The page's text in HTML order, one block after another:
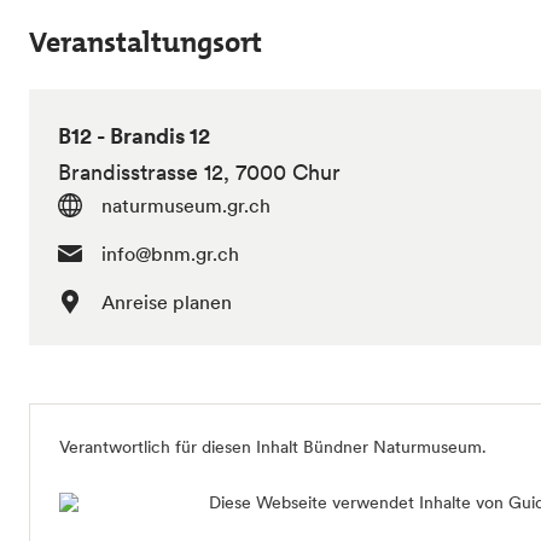
Veranstaltungsort
B12 - Brandis 12
Brandisstrasse 12, 7000 Chur
naturmuseum.gr.ch
info@bnm.gr.ch
Anreise planen
Verantwortlich für diesen Inhalt Bündner Naturmuseum.
Diese Webseite verwendet Inhalte von